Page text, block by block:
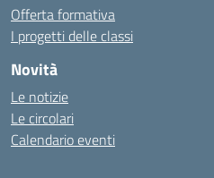
Offerta formativa
I progetti delle classi
Novità
Le notizie
Le circolari
Calendario eventi